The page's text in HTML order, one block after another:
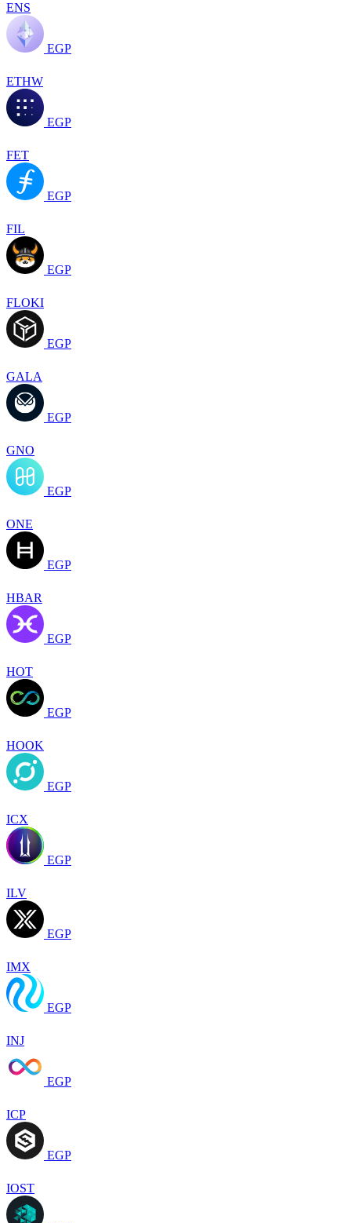
ENS
EGP
ETHW
EGP
FET
EGP
FIL
EGP
FLOKI
EGP
GALA
EGP
GNO
EGP
ONE
EGP
HBAR
EGP
HOT
EGP
HOOK
EGP
ICX
EGP
ILV
EGP
IMX
EGP
INJ
EGP
ICP
EGP
IOST